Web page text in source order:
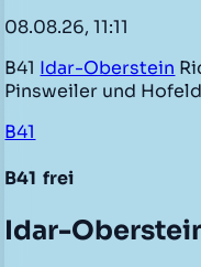
08.08.26, 11:11
B41 Idar-Oberstein
Pinsweiler und
B41
B41 frei
Idar-